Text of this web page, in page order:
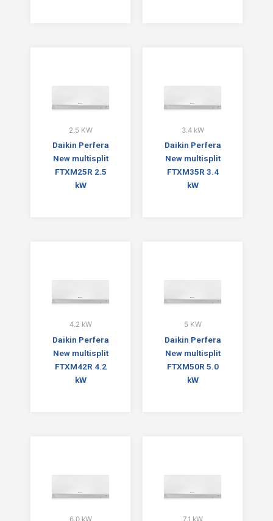
2.5 KW
Daikin Perfera
New multisplit
FTXM25R 2.5
kW
3.4 kW
Daikin Perfera
New multisplit
FTXM35R 3.4
kW
4.2 kW
Daikin Perfera
New multisplit
FTXM42R 4.2
kW
5 KW
Daikin Perfera
New multisplit
FTXM50R 5.0
kW
6.0 kW 7.1 kW